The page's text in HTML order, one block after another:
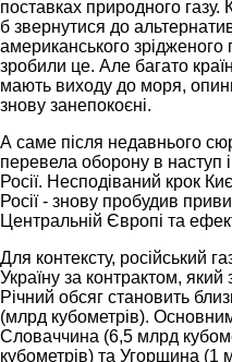
поставках природного газу.
б звернутися до
американського
зробили це. Але багато
мають виходу до моря,
знову занепокоєні.
А саме після недавнього
перевела оборону в наступ
Росії. Несподіваний крок
Росії - знову пробудив
Центральній Європі та
Для контексту, російський
Україну за контрактом, який
Річний обсяг становить
(млрд кубометрів).
Словаччина (6,5 млрд
кубометрів) та Угорщина (1